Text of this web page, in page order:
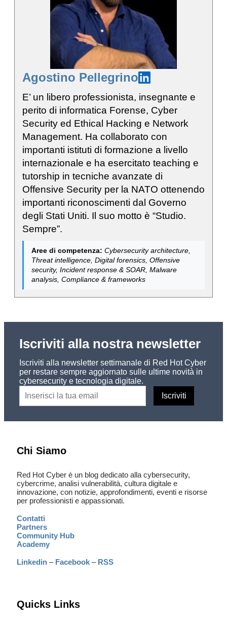
Agostino Pellegrino
E’ un libero professionista, insegnante e
perito di informatica Forense, Cyber
Security ed Ethical Hacking e Network
Management. Ha collaborato con
importanti istituti di formazione a livello
internazionale e ha esercitato teaching e
tutorship in tecniche avanzate di
Offensive Security per la NATO ottenendo
importanti riconoscimenti dal Governo
degli Stati Uniti. Il suo motto è “Studio.
Sempre”.
Aree di competenza: Cybersecurity architecture,
Threat intelligence, Digital forensics, Offensive
security, Incident response & SOAR, Malware
analysis, Compliance & frameworks
Iscriviti alla nostra newsletter
Iscriviti alla newsletter settimanale di Red Hot Cyber
per restare sempre aggiornato sulle ultime novità in
cybersecurity e tecnologia digitale.
Chi Siamo
Red Hot Cyber è un blog dedicato alla cybersecurity,
cybercrime, analisi vulnerabilità, cultura digitale e
innovazione, con notizie, approfondimenti, eventi e risorse
per professionisti e appassionati.
Contatti
Partners
Community Hub
Academy
Linkedin – Facebook – RSS
Quicks Links